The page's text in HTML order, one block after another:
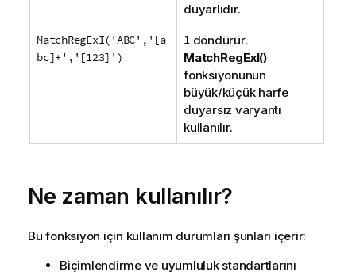
duyarlıdır.
MatchRegExI('ABC','[a
bc]+','[123]')
1döndürür.
MatchRegExI()
fonksiyonunun
büyük/küçük harfe
duyarsız varyantı
kullanılır.
Ne zaman kullanılır?
Bu fonksiyon için kullanım durumları şunları içerir:
Biçimlendirme ve uyumluluk standartlarını